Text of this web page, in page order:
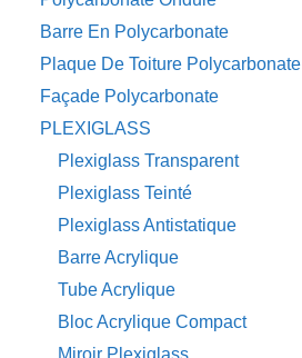
Barre En Polycarbonate
Plaque De Toiture Polycarbonate
Façade Polycarbonate
PLEXIGLASS
Plexiglass Transparent
Plexiglass Teinté
Plexiglass Antistatique
Barre Acrylique
Tube Acrylique
Bloc Acrylique Compact
Miroir Plexiglass